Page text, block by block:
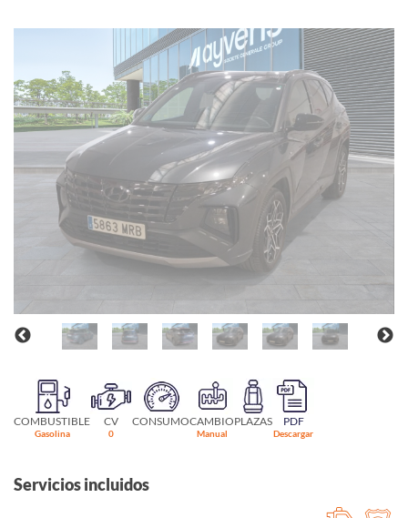
COMBUSTIBLE
Gasolina
CV
0
CONSUMOCAMBIO
Manual
PLAZAS PDF
Descargar
Servicios incluidos